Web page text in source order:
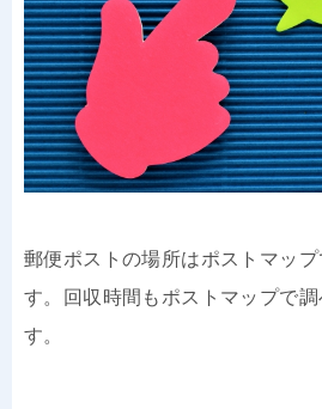
郵便ポストの場所はポストマッ
す。回収時間もポストマップで調
す。